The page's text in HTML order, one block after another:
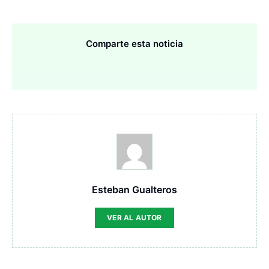
Comparte esta noticia
Esteban Gualteros
VER AL AUTOR